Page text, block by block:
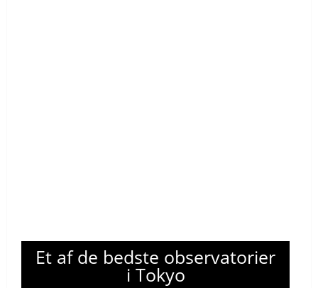
Et af de bedste observatorier
i Tokyo